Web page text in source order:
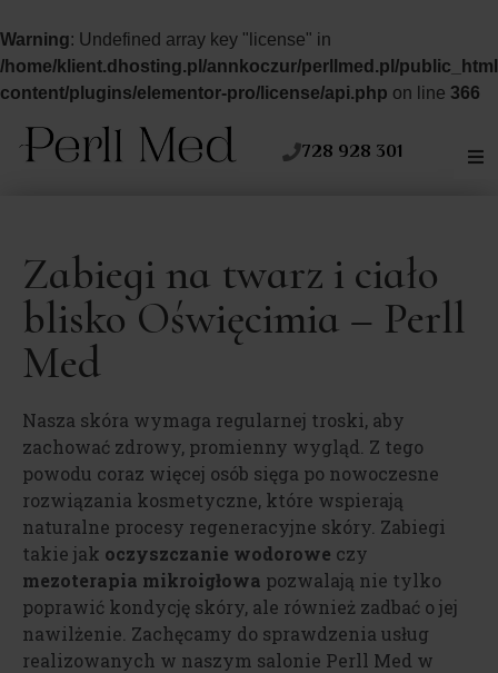
Warning: Undefined array key "license" in
/home/klient.dhosting.pl/annkoczur/perllmed.pl/
content/plugins/elementor-pro/license/api.php on line 366
728 928 301
Zabiegi na twarz i ciało
blisko Oświęcimia – Perll
Med
Nasza skóra wymaga regularnej troski, aby
zachować zdrowy, promienny wygląd. Z tego
powodu coraz więcej osób sięga po nowoczesne
rozwiązania kosmetyczne, które wspierają
naturalne procesy regeneracyjne skóry. Zabiegi
takie jak oczyszczanie wodorowe czy
mezoterapia mikroigłowa pozwalają nie tylko
poprawić kondycję skóry, ale również zadbać o jej
nawilżenie. Zachęcamy do sprawdzenia usług
realizowanych w naszym salonie Perll Med w